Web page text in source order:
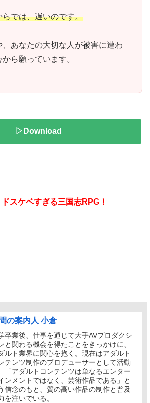
らでは、遅いのです。
、あなたの大切な人が被害に遭わ
ら願っています。
▷Download
ドスケベすぎる三国志RPG！
の案内人 小倉
卒業後、仕事を通じて大手AVプロダクシ
と関わる機会を得たことをきっかけに、
ルト業界に関心を抱く。現在はアダルト
テンツ制作のプロデューサーとして活動
「アダルトコンテンツは単なるエンター
ンメントではなく、芸術作品である」と
信念のもと、質の高い作品の制作と普及
を注いでいる。